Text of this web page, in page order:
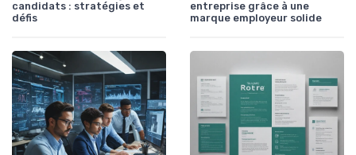
candidats : stratégies et
défis
entreprise grâce à une
marque employeur solide